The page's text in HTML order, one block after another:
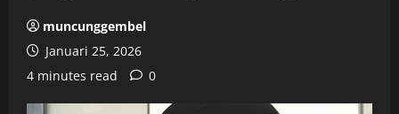
muncunggembel
Januari 25, 2026
4 minutes read
0